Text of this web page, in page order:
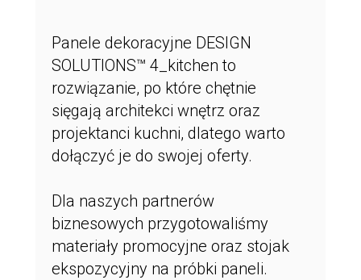
Panele dekoracyjne DESIGN
SOLUTIONS™ 4_kitchen to
rozwiązanie, po które chętnie
sięgają architekci wnętrz oraz
projektanci kuchni, dlatego warto
dołączyć je do swojej oferty.
Dla naszych partnerów
biznesowych przygotowaliśmy
materiały promocyjne oraz stojak
ekspozycyjny na próbki paneli.